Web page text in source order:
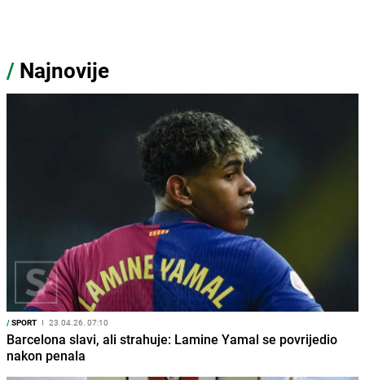
/ Najnovije
/SPORT I 23.04.26. 07:10
Barcelona slavi, ali strahuje: Lamine Yamal se povrijedio
nakon penala